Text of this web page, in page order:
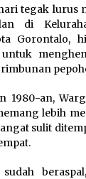
tegak lurus
di
Gorontalo,
1980-an,
lebih
sulit